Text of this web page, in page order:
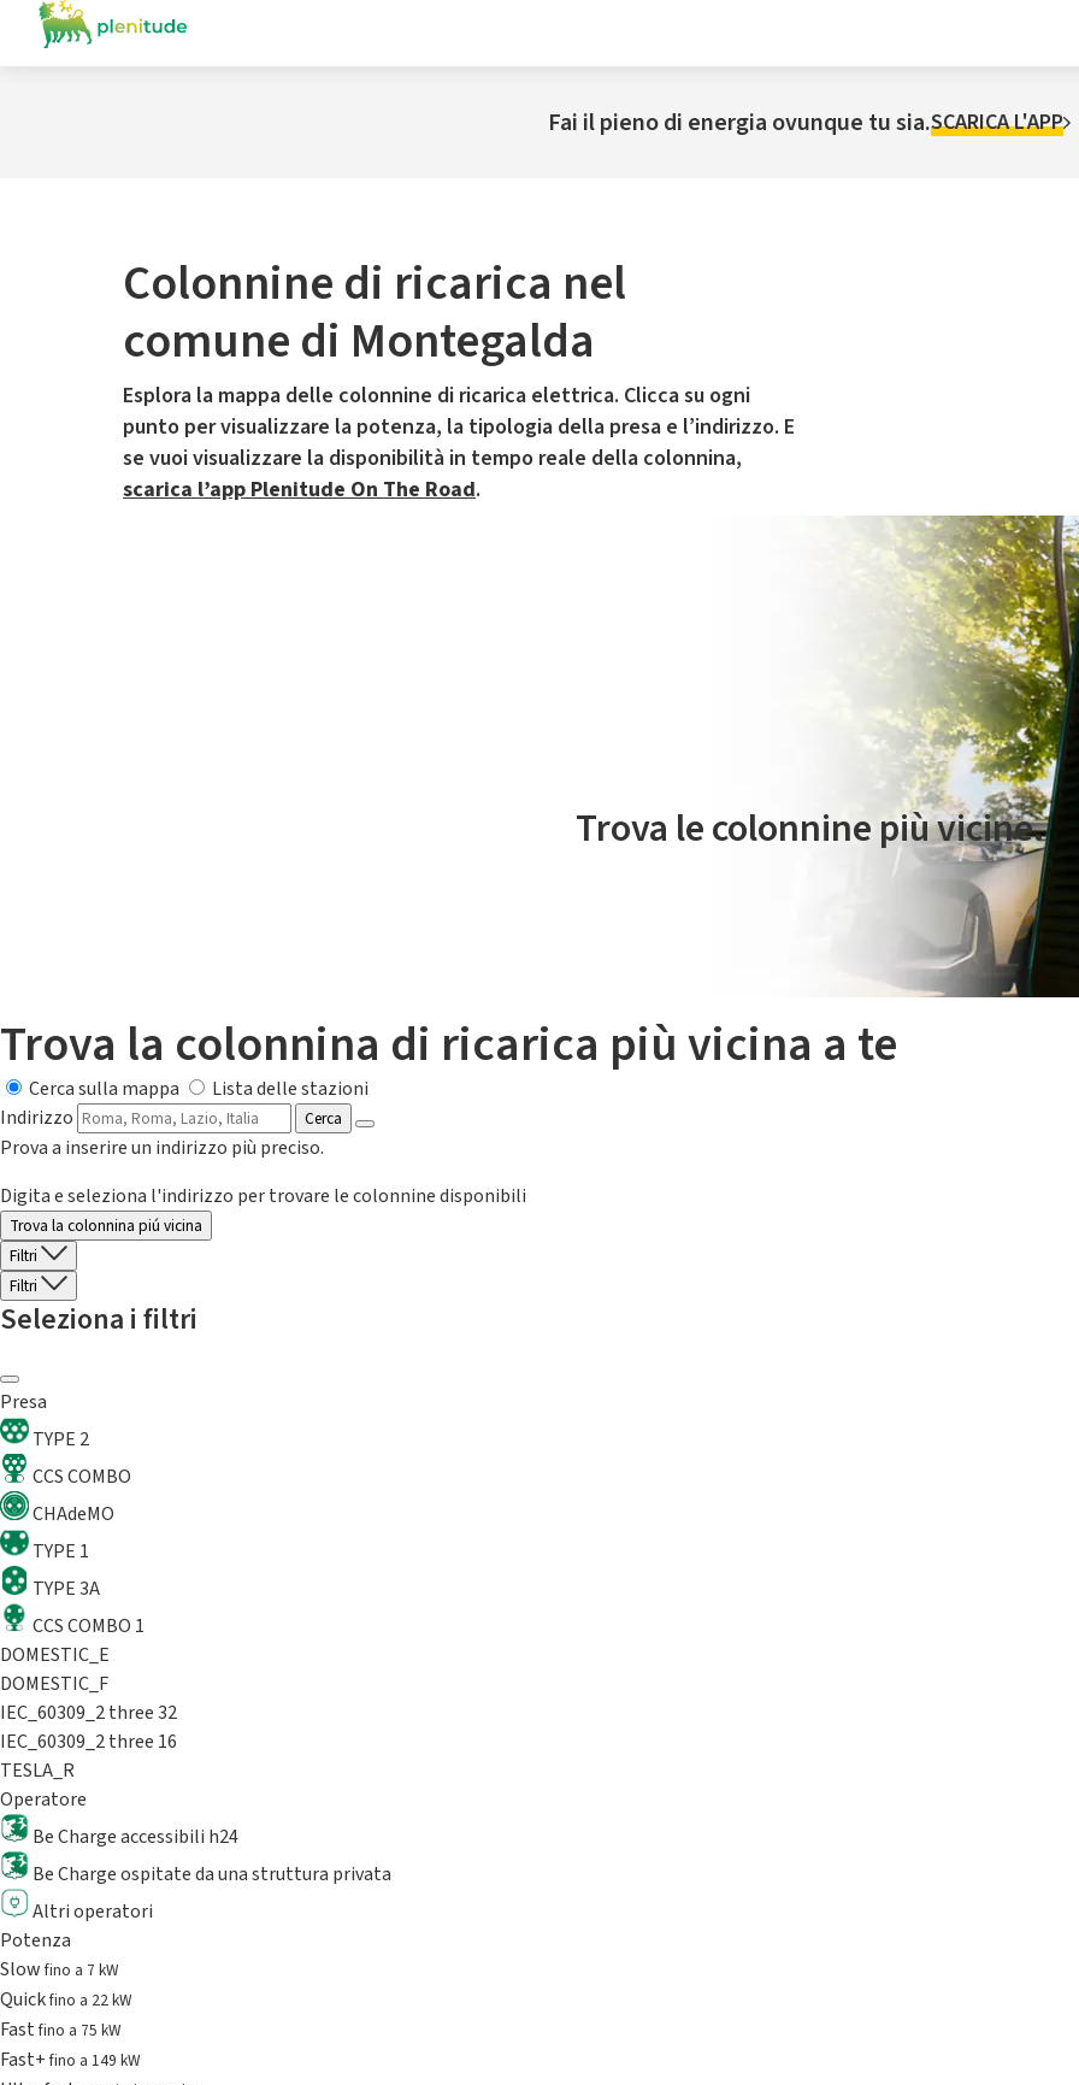
Fai il pieno di energia ovunque tu sia.SCARICA L'APP
Colonnine di ricarica nel
comune di Montegalda
Esplora la mappa delle colonnine di ricarica elettrica. Clicca su ogni
punto per visualizzare la potenza, la tipologia della presa e l’indirizzo. E
se vuoi visualizzare la disponibilità in tempo reale della colonnina,
scarica l’app Plenitude On The Road.
Il servizio di mobilità elettrica è gestito da Plenitude On The Road
Trova le colonnine più vicine.
Trova la colonnina di ricarica più vicina a te
Cerca sulla mappa
Lista delle stazioni
Indirizzo
Cerca
Prova a inserire un indirizzo più preciso.
Digita e seleziona l'indirizzo per trovare le colonnine disponibili
Trova la colonnina piú vicina
Filtri
Filtri
Seleziona i filtri
Presa
TYPE 2
CCS COMBO
CHAdeMO
TYPE 1
TYPE 3A
CCS COMBO 1
DOMESTIC_E
DOMESTIC_F
IEC_60309_2 three 32
IEC_60309_2 three 16
TESLA_R
Operatore
Be Charge accessibili h24
Be Charge ospitate da una struttura privata
Altri operatori
Potenza
Slowfino a 7 kW
Quickfino a 22 kW
Fastfino a 75 kW
Fast+fino a 149 kW